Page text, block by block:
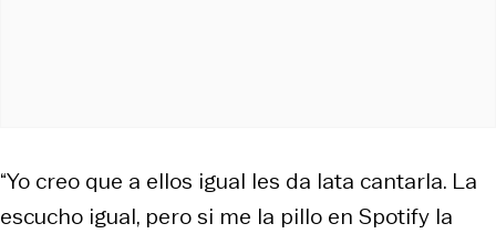
“Yo creo que a ellos igual les da lata cantarla. La
escucho igual, pero si me la pillo en Spotify la